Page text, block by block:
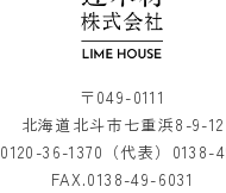
〒049-0111
北海道北斗市七重浜8-9-12
0120-36-1370 （代表） 0138-
FAX.0138-49-6031